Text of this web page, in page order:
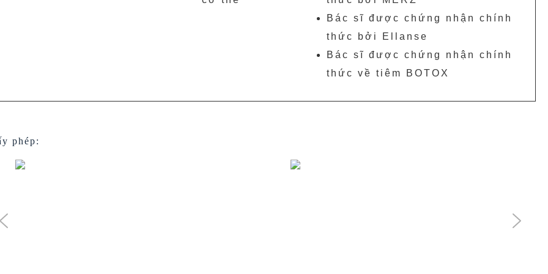
Bác sĩ được chứng nhận chính
thức bởi Ellanse
Bác sĩ được chứng nhận chính
thức về tiêm BOTOX
phép: